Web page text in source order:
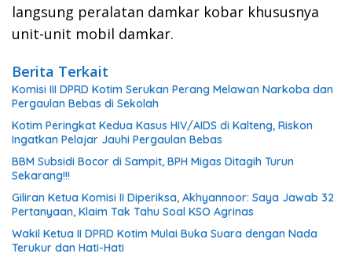
langsung peralatan damkar kobar khususnya
unit-unit mobil damkar.
Berita Terkait
Komisi III DPRD Kotim Serukan Perang Melawan Narkoba dan
Pergaulan Bebas di Sekolah
Kotim Peringkat Kedua Kasus HIV/AIDS di Kalteng, Riskon
Ingatkan Pelajar Jauhi Pergaulan Bebas
BBM Subsidi Bocor di Sampit, BPH Migas Ditagih Turun
Sekarang!!!
Giliran Ketua Komisi II Diperiksa, Akhyannoor: Saya Jawab 32
Pertanyaan, Klaim Tak Tahu Soal KSO Agrinas
Wakil Ketua II DPRD Kotim Mulai Buka Suara dengan Nada
Terukur dan Hati-Hati